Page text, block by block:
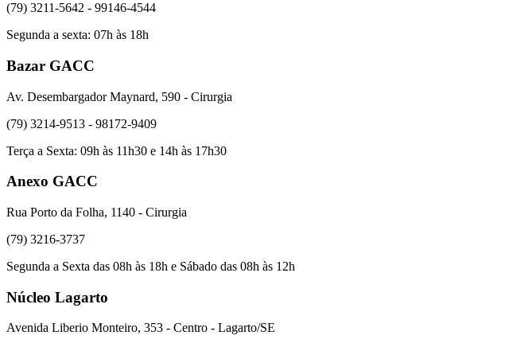
(79) 3211-5642 - 99146-4544
Segunda a sexta: 07h às 18h
Bazar GACC
Av. Desembargador Maynard, 590 - Cirurgia
(79) 3214-9513 - 98172-9409
Terça a Sexta: 09h às 11h30 e 14h às 17h30
Anexo GACC
Rua Porto da Folha, 1140 - Cirurgia
(79) 3216-3737
Segunda a Sexta das 08h às 18h e Sábado das 08h às 12h
Núcleo Lagarto
Avenida Liberio Monteiro, 353 - Centro - Lagarto/SE